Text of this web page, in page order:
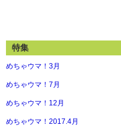
特集
めちゃウマ！3月
めちゃウマ！7月
めちゃウマ！12月
めちゃウマ！2017.4月